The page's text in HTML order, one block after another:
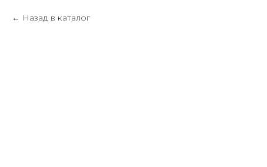
Назад в каталог